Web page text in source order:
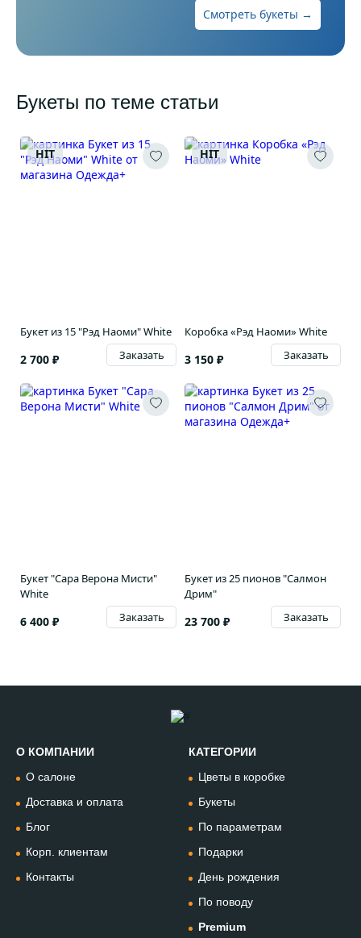
Смотреть букеты →
Букеты по теме статьи
HIT
Букет из 15 "Рэд Наоми" White
2 700 ₽ Заказать
HIT
Коробка «Рэд Наоми» White
3 150 ₽ Заказать
Букет "Сара Верона Мисти"
White
6 400 ₽ Заказать
Букет из 25 пионов "Салмон
Дрим"
23 700 ₽ Заказать
О КОМПАНИИ
О салоне
Доставка и оплата
Блог
Корп. клиентам
Контакты
КАТЕГОРИИ
Цветы в коробке
Букеты
По параметрам
Подарки
День рождения
По поводу
Premium
Позвонить
+74994954685
WhatsApp
+79912981236
@omflowersbot